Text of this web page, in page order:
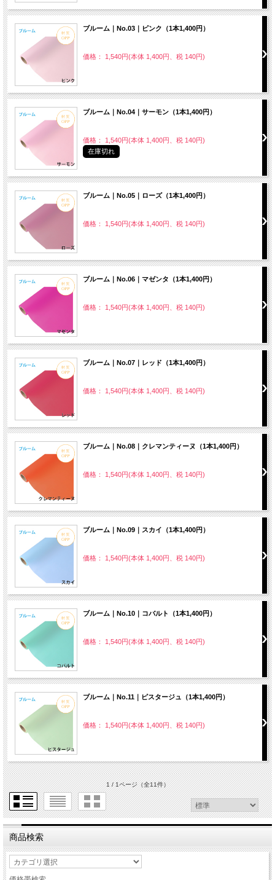
ブルーム｜No.03｜ピンク（1本1,400円）
価格： 1,540円(本体 1,400円、税 140円)
ブルーム｜No.04｜サーモン（1本1,400円）
価格： 1,540円(本体 1,400円、税 140円)
在庫切れ
ブルーム｜No.05｜ローズ（1本1,400円）
価格： 1,540円(本体 1,400円、税 140円)
ブルーム｜No.06｜マゼンタ（1本1,400円）
価格： 1,540円(本体 1,400円、税 140円)
ブルーム｜No.07｜レッド（1本1,400円）
価格： 1,540円(本体 1,400円、税 140円)
ブルーム｜No.08｜クレマンティーヌ（1本1,400円）
価格： 1,540円(本体 1,400円、税 140円)
ブルーム｜No.09｜スカイ（1本1,400円）
価格： 1,540円(本体 1,400円、税 140円)
ブルーム｜No.10｜コバルト（1本1,400円）
価格： 1,540円(本体 1,400円、税 140円)
ブルーム｜No.11｜ピスタージュ（1本1,400円）
価格： 1,540円(本体 1,400円、税 140円)
1 / 1ページ（全11件）
商品検索